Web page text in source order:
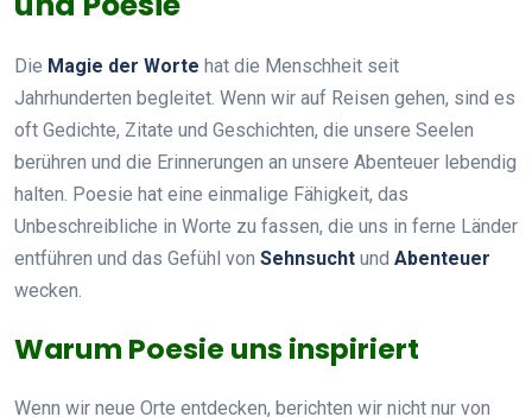
Die Magie der Worte hat die Menschheit seit
Jahrhunderten begleitet. Wenn wir auf Reisen gehen, sind es
oft Gedichte, Zitate und Geschichten, die unsere Seelen
berühren und die Erinnerungen an unsere Abenteuer lebendig
halten. Poesie hat eine einmalige Fähigkeit, das
Unbeschreibliche in Worte zu fassen, die uns in ferne Länder
entführen und das Gefühl von Sehnsucht und Abenteuer
wecken.
Warum Poesie uns inspiriert
Wenn wir neue Orte entdecken, berichten wir nicht nur von